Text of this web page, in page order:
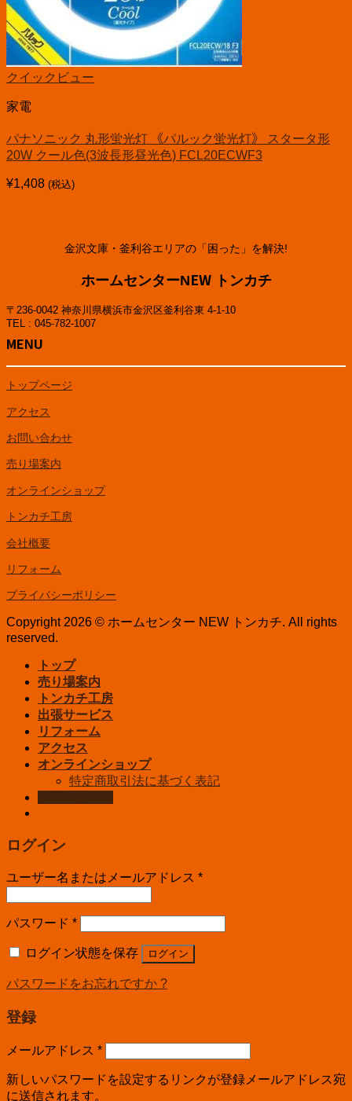
クイックビュー
家電
パナソニック 丸形蛍光灯 《パルック蛍光灯》 スタータ形
20W クール色(3波長形昼光色) FCL20ECWF3
¥1,408 (税込)
金沢文庫・釜利谷エリアの「困った」を解決!
ホームセンターNEW トンカチ
〒236-0042 神奈川県横浜市金沢区釜利谷東 4-1-10
TEL : 045-782-1007
MENU
トップページ
アクセス
お問い合わせ
売り場案内
オンラインショップ
トンカチ工房
会社概要
リフォーム
プライバシーポリシー
Copyright 2026 © ホームセンター NEW トンカチ. All rights
reserved.
トップ
売り場案内
トンカチ工房
出張サービス
リフォーム
アクセス
オンラインショップ
特定商取引法に基づく表記
ログイン
ユーザー名またはメールアドレス *
パスワード *
ログイン状態を保存 ログイン
パスワードをお忘れですか ?
登録
メールアドレス *
新しいパスワードを設定するリンクが登録メールアドレス宛
に送信されます。